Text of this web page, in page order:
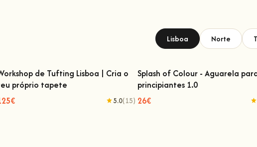
Lisboa Norte
Workshop de Tufting Lisboa | Cria o teu
de Tufting Lisboa | Cria o
próprio tapete
5.0(15)
Splash of Colour - Aguarela para
Splash of Colour - Aguarela
principiantes 1.0
26€